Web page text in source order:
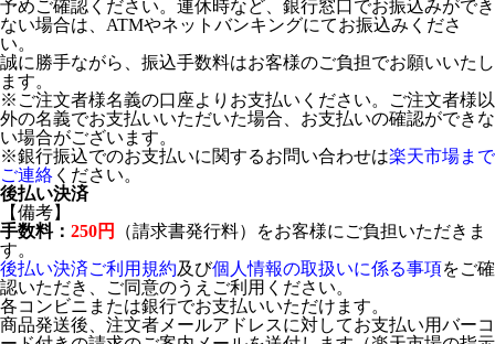
予めご確認ください。連休時など、銀行窓口でお振込みができ
ない場合は、ATMやネットバンキングにてお振込みくださ
い。
誠に勝手ながら、振込手数料はお客様のご負担でお願いいたし
ます。
※ご注文者様名義の口座よりお支払いください。ご注文者様以
外の名義でお支払いいただいた場合、お支払いの確認ができな
い場合がございます。
※銀行振込でのお支払いに関するお問い合わせは楽天市場まで
ご連絡 ください。
後払い決済
【備考】
手数料： 250円
（請求書発行料）をお客様にご負担いただきま
す。
後払い決済ご利用規約及び個人情報の取扱いに係る事項をご確
認いただき、ご同意のうえご利用ください。
各コンビニまたは銀行でお支払いいただけます。
商品発送後、注文者メールアドレスに対してお支払い用バーコ